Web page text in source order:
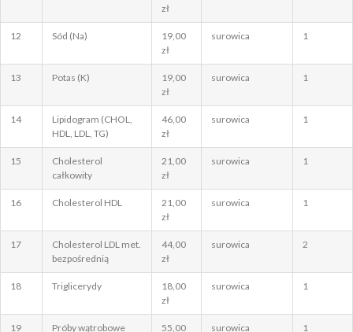
zł
12 Sód (Na)
19,00
zł
surowica 1
13 Potas (K)
19,00
zł
surowica 1
14
Lipidogram (CHOL,
HDL, LDL, TG)
46,00
zł
surowica 1
15
Cholesterol
całkowity
21,00
zł
surowica 1
16 Cholesterol HDL
21,00
zł
surowica 1
17
Cholesterol LDL met.
bezpośrednią
44,00
zł
surowica 2
18 Triglicerydy
18,00
zł
surowica 1
19
Próby wątrobowe
55,00
surowica 1